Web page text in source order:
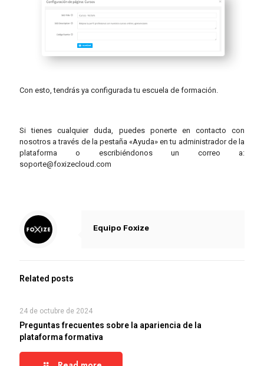
Con esto, tendrás ya configurada tu escuela de formación.
Si tienes cualquier duda, puedes ponerte en contacto con
nosotros a través de la pestaña «Ayuda» en tu administrador de la
plataforma o escribiéndonos un correo a:
soporte@foxizecloud.com
Equipo Foxize
Related posts
24 de octubre de 2024
Preguntas frecuentes sobre la apariencia de la
plataforma formativa